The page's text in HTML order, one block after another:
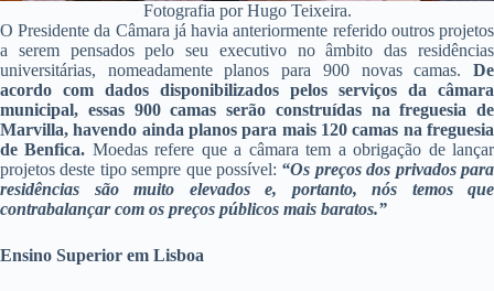
Fotografia por Hugo Teixeira.
O Presidente da Câmara já havia anteriormente referido outros projetos
a serem pensados pelo seu executivo no âmbito das residências
universitárias, nomeadamente planos para 900 novas camas. De
acordo com dados disponibilizados pelos serviços da câmara
municipal, essas 900 camas serão construídas na freguesia de
Marvilla, havendo ainda planos para mais 120 camas na freguesia
de Benfica. Moedas refere que a câmara tem a obrigação de lançar
projetos deste tipo sempre que possível: “Os preços dos privados para
residências são muito elevados e, portanto, nós temos que
contrabalançar com os preços públicos mais baratos.”
Ensino Superior em Lisboa